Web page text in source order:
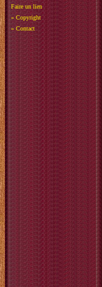
Faire un lien
» Copyright
» Contact